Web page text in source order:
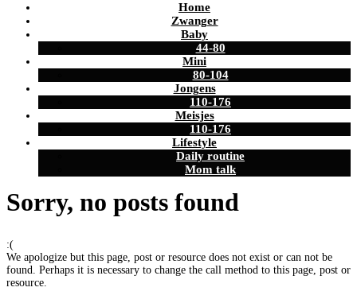
Home
Zwanger
Baby
44-80
Mini
80-104
Jongens
110-176
Meisjes
110-176
Lifestyle
Daily routine
Mom talk
Sorry, no posts found
:(
We apologize but this page, post or resource does not exist or can not be
found. Perhaps it is necessary to change the call method to this page, post or
resource.